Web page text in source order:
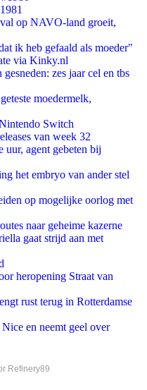
op NAVO-land groeit,
ik heb gefaald als moeder"
via Kinky.nl
zes jaar cel en tbs
moedermelk,
Switch
van week 32
agent gebeten bij
het embryo van ander stel
op mogelijke oorlog met
naar geheime kazerne
gaat strijd aan met
heropening Straat van
rust terug in Rotterdamse
en neemt geel over
Refinery89